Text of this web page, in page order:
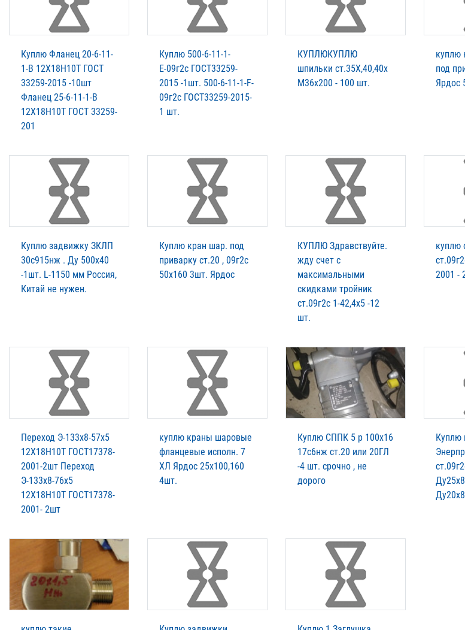
Куплю Фланец 20-6-11-
1-В 12Х18Н10Т ГОСТ
33259-2015 -10шт
Фланец 25-6-11-1-В
12Х18Н10Т ГОСТ 33259-
201
Куплю 500-6-11-1-
Е-09г2с ГОСТ33259-
2015 -1шт. 500-6-11-1-F-
09г2с ГОСТ33259-2015-
1 шт.
КУПЛЮКУПЛЮ
шпильки ст.35Х,40,40х
М36х200 - 100 шт.
куплю
под
Ярдос
Куплю задвижку ЗКЛП
30с915нж . Ду 500х40
-1шт. L-1150 мм Россия,
Китай не нужен.
Куплю кран шар. под
приварку ст.20 , 09г2с
50х160 3шт. Ярдос
КУПЛЮ Здравствуйте.
жду счет с
максимальными
скидками тройник
ст.09г2с 1-42,4х5 -12
шт.
куплю
2001 -
Переход Э-133х8-57х5
12Х18Н10Т ГОСТ17378-
2001-2шт Переход
Э-133х8-76х5
12Х18Н10Т ГОСТ17378-
2001- 2шт
куплю краны шаровые
фланцевые исполн. 7
ХЛ Ярдос 25х100,160
4шт.
Куплю СППК 5 р 100х16
17с6нж ст.20 или 20ГЛ
-4 шт. срочно , не
дорого
Куплю